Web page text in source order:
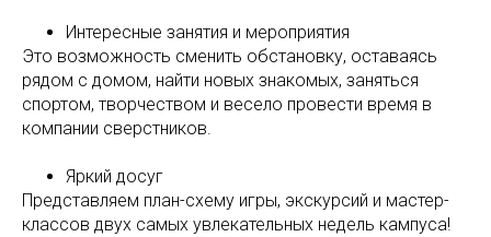
Интересные занятия и мероприятия
Это возможность сменить обстановку, оставаясь
рядом с домом, найти новых знакомых, заняться
спортом, творчеством и весело провести время в
компании сверстников.
Яркий досуг
Представляем план-схему игры, экскурсий и мастер-
классов двух самых увлекательных недель кампуса!